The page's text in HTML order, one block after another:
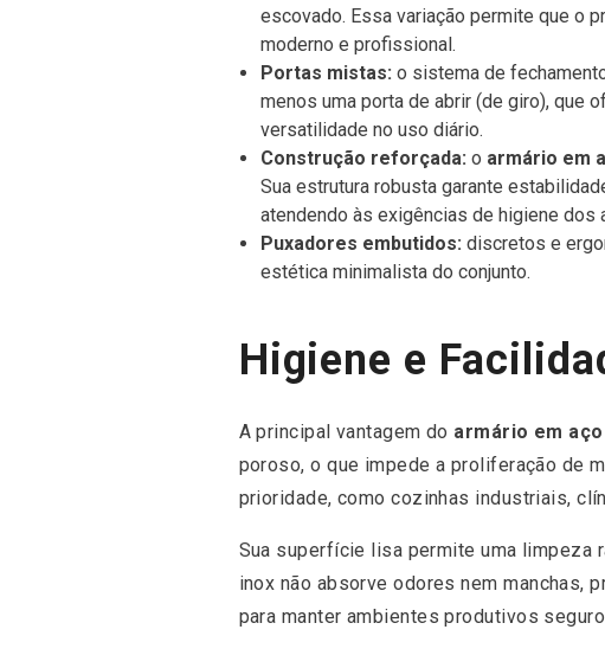
escovado. Essa variação permite que o
moderno e profissional.
Portas mistas: o sistema de
menos uma porta de abrir (de giro), que
versatilidade no uso diário.
Construção reforçada: o armário em
Sua estrutura robusta garante
atendendo às exigências de higiene
Puxadores embutidos: discretos e
estética minimalista do conjunto.
Higiene e
A principal vantagem do armário em
poroso, o que impede a proliferação de
prioridade, como cozinhas industriais,
Sua superfície lisa permite uma limpeza
inox não absorve odores nem manchas,
para manter ambientes produtivos